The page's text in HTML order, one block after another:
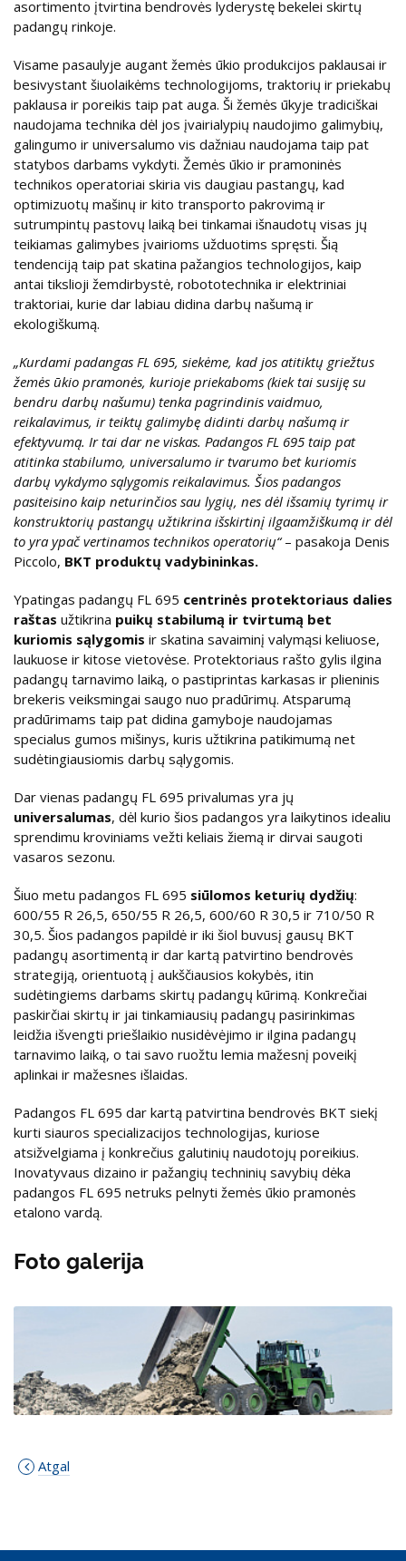
asortimento įtvirtina bendrovės lyderystę bekelei skirtų
padangų rinkoje.
Visame pasaulyje augant žemės ūkio produkcijos paklausai ir
besivystant šiuolaikėms technologijoms, traktorių ir priekabų
paklausa ir poreikis taip pat auga. Ši žemės ūkyje tradiciškai
naudojama technika dėl jos įvairialypių naudojimo galimybių,
galingumo ir universalumo vis dažniau naudojama taip pat
statybos darbams vykdyti. Žemės ūkio ir pramoninės
technikos operatoriai skiria vis daugiau pastangų, kad
optimizuotų mašinų ir kito transporto pakrovimą ir
sutrumpintų pastovų laiką bei tinkamai išnaudotų visas jų
teikiamas galimybes įvairioms užduotims spręsti. Šią
tendenciją taip pat skatina pažangios technologijos, kaip
antai tikslioji žemdirbystė, robototechnika ir elektriniai
traktoriai, kurie dar labiau didina darbų našumą ir
ekologiškumą.
„Kurdami padangas FL 695, siekėme, kad jos atitiktų griežtus
žemės ūkio pramonės, kurioje priekaboms (kiek tai susiję su
bendru darbų našumu) tenka pagrindinis vaidmuo,
reikalavimus, ir teiktų galimybę didinti darbų našumą ir
efektyvumą. Ir tai dar ne viskas. Padangos FL 695 taip pat
atitinka stabilumo, universalumo ir tvarumo bet kuriomis
darbų vykdymo sąlygomis reikalavimus. Šios padangos
pasiteisino kaip neturinčios sau lygių, nes dėl išsamių tyrimų ir
konstruktorių pastangų užtikrina išskirtinį ilgaamžiškumą ir dėl
to yra ypač vertinamos technikos operatorių“– pasakoja Denis
Piccolo, BKT produktų vadybininkas.
Ypatingas padangų FL 695 centrinės protektoriaus dalies
raštas užtikrina puikų stabilumą ir tvirtumą bet
kuriomis sąlygomis ir skatina savaiminį valymąsi keliuose,
laukuose ir kitose vietovėse. Protektoriaus rašto gylis ilgina
padangų tarnavimo laiką, o pastiprintas karkasas ir plieninis
brekeris veiksmingai saugo nuo pradūrimų. Atsparumą
pradūrimams taip pat didina gamyboje naudojamas
specialus gumos mišinys, kuris užtikrina patikimumą net
sudėtingiausiomis darbų sąlygomis.
Dar vienas padangų FL 695 privalumas yra jų
universalumas, dėl kurio šios padangos yra laikytinos idealiu
sprendimu kroviniams vežti keliais žiemą ir dirvai saugoti
vasaros sezonu.
Šiuo metu padangos FL 695 siūlomos keturių dydžių:
600/55 R 26,5, 650/55 R 26,5, 600/60 R 30,5 ir 710/50 R
30,5. Šios padangos papildė ir iki šiol buvusį gausų BKT
padangų asortimentą ir dar kartą patvirtino bendrovės
strategiją, orientuotą į aukščiausios kokybės, itin
sudėtingiems darbams skirtų padangų kūrimą. Konkrečiai
paskirčiai skirtų ir jai tinkamiausių padangų pasirinkimas
leidžia išvengti priešlaikio nusidėvėjimo ir ilgina padangų
tarnavimo laiką, o tai savo ruožtu lemia mažesnį poveikį
aplinkai ir mažesnes išlaidas.
Padangos FL 695 dar kartą patvirtina bendrovės BKT siekį
kurti siauros specializacijos technologijas, kuriose
atsižvelgiama į konkrečius galutinių naudotojų poreikius.
Inovatyvaus dizaino ir pažangių techninių savybių dėka
padangos FL 695 netruks pelnyti žemės ūkio pramonės
etalono vardą.
Foto galerija
Atgal